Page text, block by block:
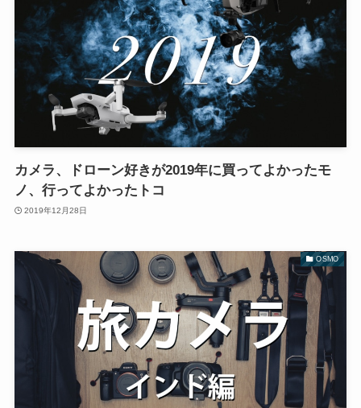
カメラ、ドローン好きが2019年に買ってよかったモ
ノ、行ってよかったトコ
2019年12月28日
OSMO